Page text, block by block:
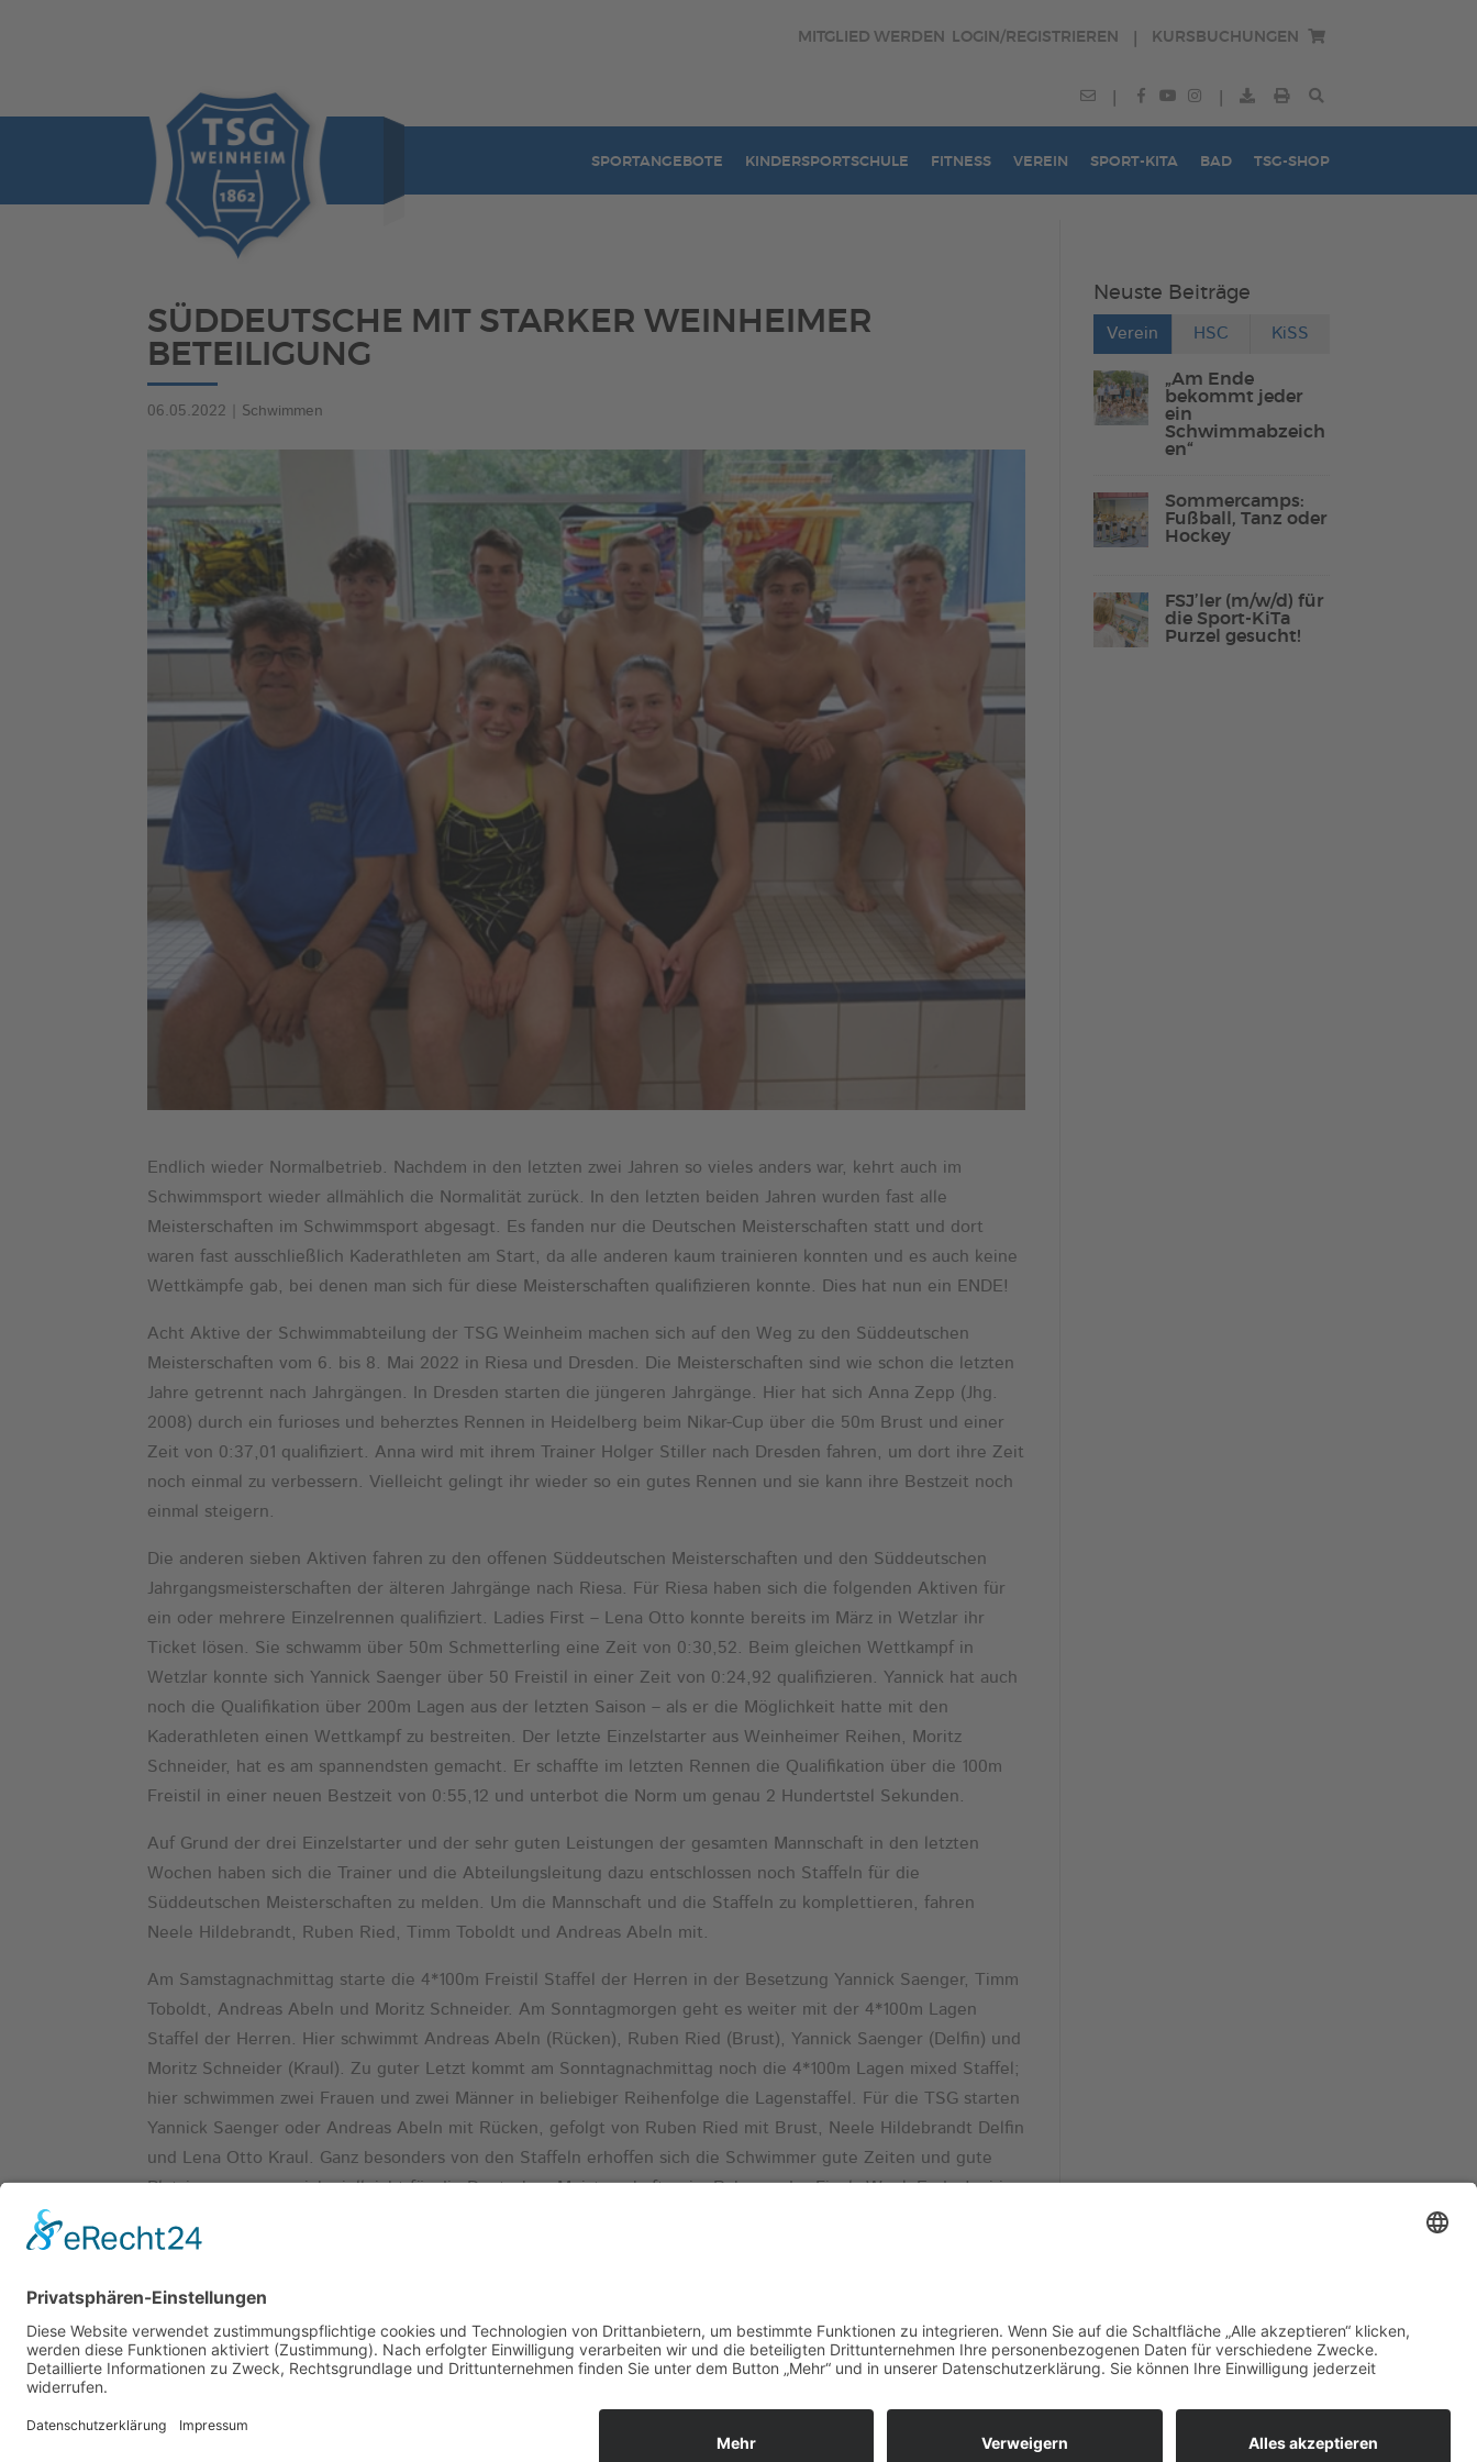
MITGLIED WERDEN LOGIN/REGISTRIEREN KURSBUCHUNGEN
SPORTANGEBOTE
Behindertensport
Fitness-Center
GymAbo
Junge-Muttis
Reha-Sport
KINDERSPORTSCHULE FITNESS VEREIN SPORT-KITA BAD TSG-SHOP
SÜDDEUTSCHE MIT STARKER WEINHEIMER
BETEILIGUNG
06.05.2022 Schwimmen
Endlich wieder Normalbetrieb. Nachdem in den letzten zwei Jahren so vieles anders war, kehrt auch im
Schwimmsport wieder allmählich die Normalität zurück. In den letzten beiden Jahren wurden fast alle
Meisterschaften im Schwimmsport abgesagt. Es fanden nur die Deutschen Meisterschaften statt und dort
waren fast ausschließlich Kaderathleten am Start, da alle anderen kaum trainieren konnten und es auch keine
Wettkämpfe gab, bei denen man sich für diese Meisterschaften qualifizieren konnte. Dies hat nun ein ENDE!
Acht Aktive der Schwimmabteilung der TSG Weinheim machen sich auf den Weg zu den Süddeutschen
Meisterschaften vom 6. bis 8. Mai 2022 in Riesa und Dresden. Die Meisterschaften sind wie schon die letzten
Jahre getrennt nach Jahrgängen. In Dresden starten die jüngeren Jahrgänge. Hier hat sich Anna Zepp (Jhg.
2008) durch ein furioses und beherztes Rennen in Heidelberg beim Nikar-Cup über die 50m Brust und einer
Zeit von 0:37,01 qualifiziert. Anna wird mit ihrem Trainer Holger Stiller nach Dresden fahren, um dort ihre Zeit
noch einmal zu verbessern. Vielleicht gelingt ihr wieder so ein gutes Rennen und sie kann ihre Bestzeit noch
einmal steigern.
Die anderen sieben Aktiven fahren zu den offenen Süddeutschen Meisterschaften und den Süddeutschen
Jahrgangsmeisterschaften der älteren Jahrgänge nach Riesa. Für Riesa haben sich die folgenden Aktiven für
ein oder mehrere Einzelrennen qualifiziert. Ladies First – Lena Otto konnte bereits im März in Wetzlar ihr
Ticket lösen. Sie schwamm über 50m Schmetterling eine Zeit von 0:30,52. Beim gleichen Wettkampf in
Wetzlar konnte sich Yannick Saenger über 50 Freistil in einer Zeit von 0:24,92 qualifizieren. Yannick hat auch
noch die Qualifikation über 200m Lagen aus der letzten Saison – als er die Möglichkeit hatte mit den
Kaderathleten einen Wettkampf zu bestreiten. Der letzte Einzelstarter aus Weinheimer Reihen, Moritz
Schneider, hat es am spannendsten gemacht. Er schaffte im letzten Rennen die Qualifikation über die 100m
Freistil in einer neuen Bestzeit von 0:55,12 und unterbot die Norm um genau 2 Hundertstel Sekunden.
Auf Grund der drei Einzelstarter und der sehr guten Leistungen der gesamten Mannschaft in den letzten
Wochen haben sich die Trainer und die Abteilungsleitung dazu entschlossen noch Staffeln für die
Süddeutschen Meisterschaften zu melden. Um die Mannschaft und die Staffeln zu komplettieren, fahren
Neele Hildebrandt, Ruben Ried, Timm Toboldt und Andreas Abeln mit.
Am Samstagnachmittag starte die 4*100m Freistil Staffel der Herren in der Besetzung Yannick Saenger, Timm
Toboldt, Andreas Abeln und Moritz Schneider. Am Sonntagmorgen geht es weiter mit der 4*100m Lagen
Staffel der Herren. Hier schwimmt Andreas Abeln (Rücken), Ruben Ried (Brust), Yannick Saenger (Delfin) und
Moritz Schneider (Kraul). Zu guter Letzt kommt am Sonntagnachmittag noch die 4*100m Lagen mixed Staffel;
hier schwimmen zwei Frauen und zwei Männer in beliebiger Reihenfolge die Lagenstaffel. Für die TSG starten
Yannick Saenger oder Andreas Abeln mit Rücken, gefolgt von Ruben Ried mit Brust, Neele Hildebrandt Delfin
und Lena Otto Kraul. Ganz besonders von den Staffeln erhoffen sich die Schwimmer gute Zeiten und gute
Platzierungen, um sich vielleicht für die Deutschen Meisterschaften im Rahmen der Finals-Week Ende Juni in
Geschäftsführung der TSG Weinheim und vor allem die Schwimmmeister im HaWei ermöglicht haben, sind
alle top vorbereitet und freuen sich sehr auf dieses Groß-Event.
Neuste Beiträge
Verein HSC KiSS
„Am Ende
bekommt jeder
ein
Schwimmabzeich
en“
Sommercamps:
Fußball, Tanz oder
Hockey
FSJ’ler (m/w/d) für
die Sport-KiTa
Purzel gesucht!
VERTRAG WIDERRUFEN COOKIE-RICHTLINIE IMPRESSUM